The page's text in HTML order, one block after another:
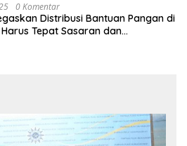
0 Komentar
Distribusi Bantuan Pangan di
Tepat Sasaran dan